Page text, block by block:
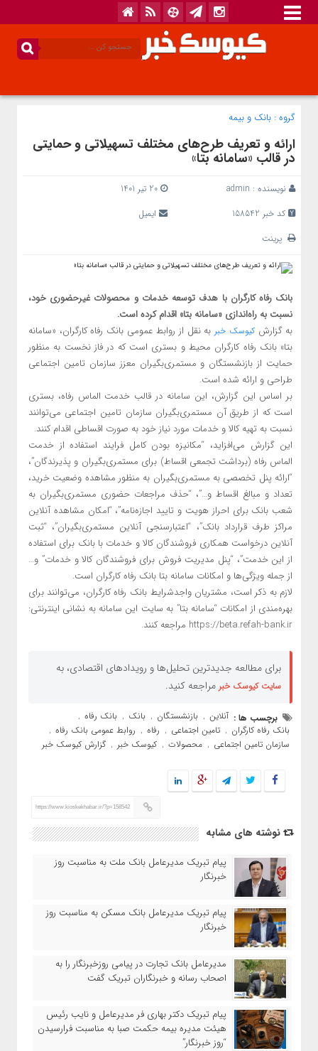
گروه : بانک‌ و بیمه
ارائه و تعریف طرح‌های مختلف تسهیلاتی و حمایتی
در قالب «سامانه بتا»
نویسنده : admin
20 تیر 1401
کد خبر 158542
ایمیل
پرینت
بانک رفاه کارگران با هدف توسعه خدمات و محصولات غیرحضوری خود،
نسبت به راه‌اندازی «سامانه بتا» اقدام کرده است.
به گزارشکیوسک خبر به نقل از روابط عمومی بانک رفاه کارگران، «سامانه
بتا» بانک رفاه کارگران محیط و بستری است که در فاز نخست به منظور
حمایت از بازنشستگان و مستمری‌بگیران معزز سازمان تامین اجتماعی
طراحی و ارائه شده است.
بر اساس این گزارش، این سامانه در قالب خدمت الماس رفاه، بستری
است که از طریق آن مستمری‌بگیران سازمان تامین اجتماعی می‌توانند
نسبت به تهیه کالا و خدمات مورد نیاز خود به صورت اقساطی اقدام کنند.
این گزارش می‌افزاید، “مکانیزه بودن کامل فرایند استفاده از خدمت
الماس رفاه (برداشت تجمعی اقساط) برای مستمری‌بگیران و پذیرندگان”،
“ارائه پنل تخصصی به مستمری‌بگیران به منظور مشاهده وضعیت خرید،
تعداد و مبالغ اقساط و…”، “حذف مراجعات حضوری مستمری‌بگیران به
شعب بانک برای احراز هویت و تایید اجازه‌نامه”، “امکان مشاهده آنلاین
مراکز طرف قرارداد بانک”، “اعتبارسنجی آنلاین مستمری‌بگیران”، “ثبت
آنلاین درخواست همکاری فروشندگان کالا و خدمات با بانک برای استفاده
از این خدمت”، “پنل مدیریت فروش برای فروشندگان کالا و خدمات” و…
از جمله ویژگی‌ها و امکانات سامانه بتا بانک رفاه کارگران است.
لازم به ذکر است، مشتریان واجدشرایط بانک رفاه کارگران، می‌توانند برای
بهره‌مندی از امکانات “سامانه بتا” به سایت این سامانه به نشانی اینترنتی:
https://beta.refah-bank.ir مراجعه کنند.
برای مطالعه جدیدترین تحلیل‌ها و رویدادهای اقتصادی، به
سایت کیوسک خبر مراجعه کنید.
برچسب ها : آنلاین , بازنشستگان , بانک , بانک رفاه ,
بانک رفاه کارگران , تامین اجتماعی , رفاه , روابط عمومی بانک رفاه ,
سازمان تامین اجتماعی , محصولات , کیوسک خبر , گزارش کیوسک خبر
https://www.kioskekhabar.ir/?p=158542
نوشته های مشابه
پیام تبریک مدیرعامل بانک ملت به مناسبت روز
خبرنگار
پیام تبریک مدیرعامل بانک مسکن به مناسبت روز
خبرنگار
مدیرعامل بانک تجارت در پیامی روزخبرنگار را به
اصحاب رسانه و خبرنگاران تبریک گفت
پیام تبریک دکتر بهاری فر مدیرعامل و نایب رئیس
هیئت مدیره بیمه حکمت صبا به مناسبت فرارسیدن
“روز خبرنگار”